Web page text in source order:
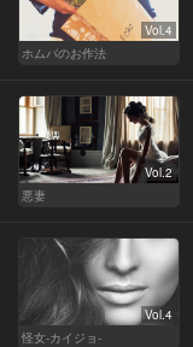
Vol.4
ホムパのお作法
Vol.2
悪妻
Vol.4
怪女-カイジョ-